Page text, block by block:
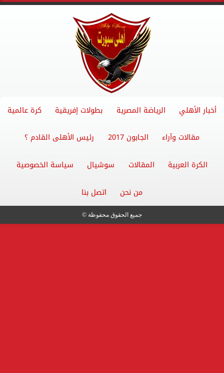
أخبار الأهلي الرياضة المصرية بطولات إفريقية كرة عالمية
مقالات وآراء الجابون 2017 رئيس الأهلى القادم ؟
الكرة العربية المقالات سوشيال سياسة الخصوصية
من نحن اتصل بنا
جميع الحقوق محفوظة ©